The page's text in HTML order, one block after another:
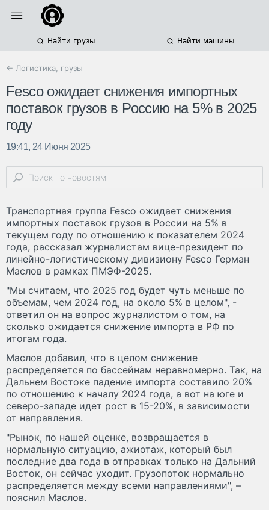
Найти грузы Найти машины
← Логистика, грузы
Fesco ожидает снижения импортных
поставок грузов в Россию на 5% в 2025
году
19:41, 24 Июня 2025
Транспортная группа Fesco ожидает снижения
импортных поставок грузов в России на 5% в
текущем году по отношению к показателем 2024
года, рассказал журналистам вице-президент по
линейно-логистическому дивизиону Fesco Герман
Маслов в рамках ПМЭФ-2025.
"Мы считаем, что 2025 год будет чуть меньше по
объемам, чем 2024 год, на около 5% в целом", -
ответил он на вопрос журналистом о том, на
сколько ожидается снижение импорта в РФ по
итогам года.
Маслов добавил, что в целом снижение
распределяется по бассейнам неравномерно. Так, на
Дальнем Востоке падение импорта составило 20%
по отношению к началу 2024 года, а вот на юге и
северо-западе идет рост в 15-20%, в зависимости
от направления.
"Рынок, по нашей оценке, возвращается в
нормальную ситуацию, ажиотаж, который был
последние два года в отправках только на Дальний
Восток, он сейчас уходит. Грузопоток нормально
распределяется между всеми направлениями", –
пояснил Маслов.